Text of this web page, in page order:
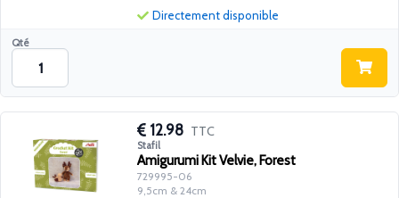
Qté
Directement disponible
12.98 TTC
Stafil
Amigurumi Kit Velvie, Forest
729995-06
9,5cm & 24cm